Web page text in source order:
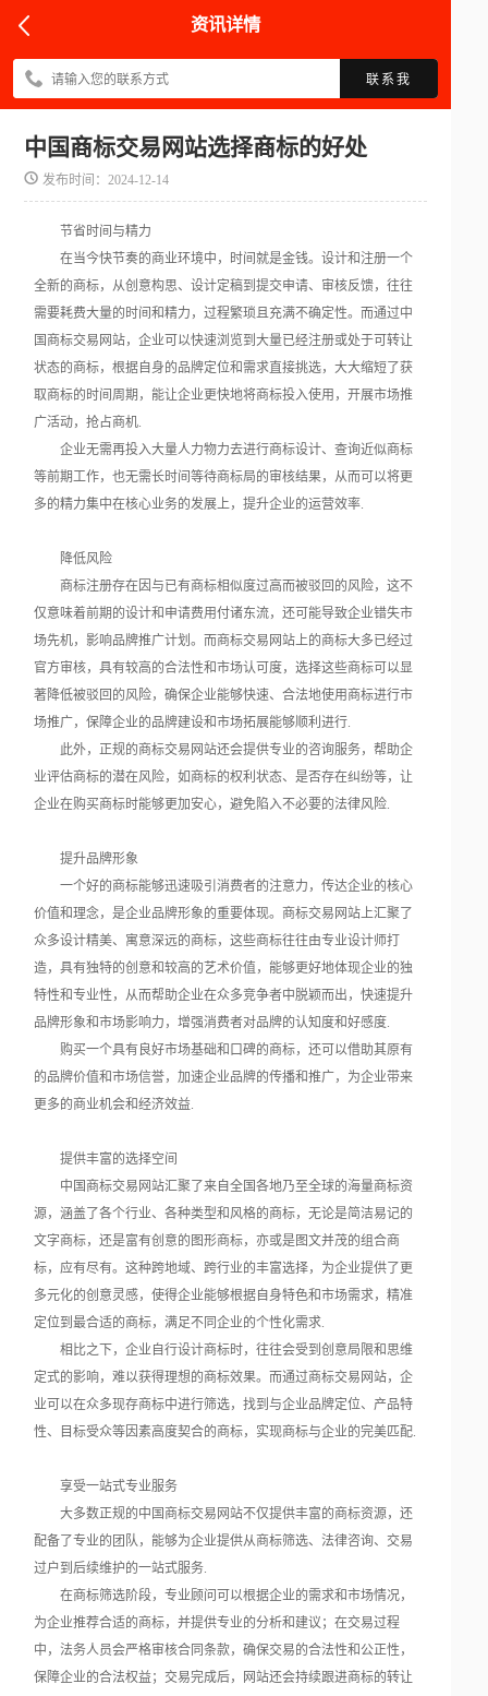
资讯详情
联系我
中国商标交易网站选择商标的好处
发布时间：2024-12-14
节省时间与精力
在当今快节奏的商业环境中，时间就是金钱。设计和注册一个
全新的商标，从创意构思、设计定稿到提交申请、审核反馈，往往
需要耗费大量的时间和精力，过程繁琐且充满不确定性。而通过中
国商标交易网站，企业可以快速浏览到大量已经注册或处于可转让
状态的商标，根据自身的品牌定位和需求直接挑选，大大缩短了获
取商标的时间周期，能让企业更快地将商标投入使用，开展市场推
广活动，抢占商机.
企业无需再投入大量人力物力去进行商标设计、查询近似商标
等前期工作，也无需长时间等待商标局的审核结果，从而可以将更
多的精力集中在核心业务的发展上，提升企业的运营效率.
降低风险
商标注册存在因与已有商标相似度过高而被驳回的风险，这不
仅意味着前期的设计和申请费用付诸东流，还可能导致企业错失市
场先机，影响品牌推广计划。而商标交易网站上的商标大多已经过
官方审核，具有较高的合法性和市场认可度，选择这些商标可以显
著降低被驳回的风险，确保企业能够快速、合法地使用商标进行市
场推广，保障企业的品牌建设和市场拓展能够顺利进行.
此外，正规的商标交易网站还会提供专业的咨询服务，帮助企
业评估商标的潜在风险，如商标的权利状态、是否存在纠纷等，让
企业在购买商标时能够更加安心，避免陷入不必要的法律风险.
提升品牌形象
一个好的商标能够迅速吸引消费者的注意力，传达企业的核心
价值和理念，是企业品牌形象的重要体现。商标交易网站上汇聚了
众多设计精美、寓意深远的商标，这些商标往往由专业设计师打
造，具有独特的创意和较高的艺术价值，能够更好地体现企业的独
特性和专业性，从而帮助企业在众多竞争者中脱颖而出，快速提升
品牌形象和市场影响力，增强消费者对品牌的认知度和好感度.
购买一个具有良好市场基础和口碑的商标，还可以借助其原有
的品牌价值和市场信誉，加速企业品牌的传播和推广，为企业带来
更多的商业机会和经济效益.
提供丰富的选择空间
中国商标交易网站汇聚了来自全国各地乃至全球的海量商标资
源，涵盖了各个行业、各种类型和风格的商标，无论是简洁易记的
文字商标，还是富有创意的图形商标，亦或是图文并茂的组合商
标，应有尽有。这种跨地域、跨行业的丰富选择，为企业提供了更
多元化的创意灵感，使得企业能够根据自身特色和市场需求，精准
定位到最合适的商标，满足不同企业的个性化需求.
相比之下，企业自行设计商标时，往往会受到创意局限和思维
定式的影响，难以获得理想的商标效果。而通过商标交易网站，企
业可以在众多现存商标中进行筛选，找到与企业品牌定位、产品特
性、目标受众等因素高度契合的商标，实现商标与企业的完美匹配.
享受一站式专业服务
大多数正规的中国商标交易网站不仅提供丰富的商标资源，还
配备了专业的团队，能够为企业提供从商标筛选、法律咨询、交易
过户到后续维护的一站式服务.
在商标筛选阶段，专业顾问可以根据企业的需求和市场情况，
为企业推荐合适的商标，并提供专业的分析和建议；在交易过程
中，法务人员会严格审核合同条款，确保交易的合法性和公正性，
保障企业的合法权益；交易完成后，网站还会持续跟进商标的转让